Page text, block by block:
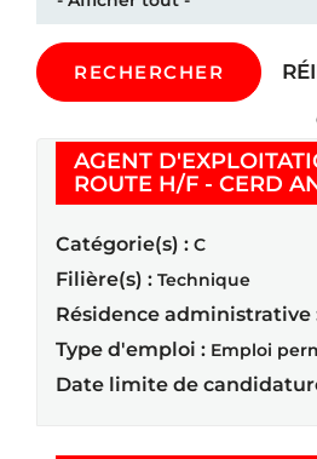
RECHERCHER
AGENT
ROUTE H/F - CERD
Catégorie(s) : C
Filière(s) : Technique
Résidence administrative
Type d'emploi : Emploi
Date limite de